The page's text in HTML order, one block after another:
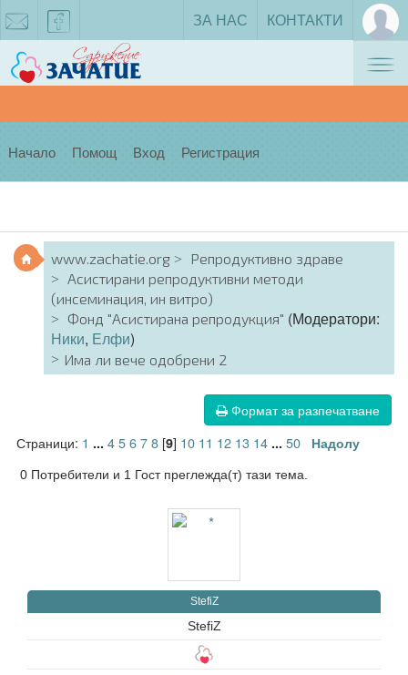
facebook
ЗА НАС КОНТАКТИ
Начало Помощ Вход Регистрация
www.zachatie.org
Репродуктивно здраве
Асистирани репродуктивни методи
(инсеминация, ин витро)
Фонд "Асистирана репродукция" (Модератори:
Ники, Елфи)
Има ли вече одобрени 2
Формат за разпечатване
Страници: 1 ... 45678[9] 10 11 12 13 14 ... 50 Надолу
0 Потребители и 1 Гост преглежда(т) тази тема.
StefiZ
StefiZ